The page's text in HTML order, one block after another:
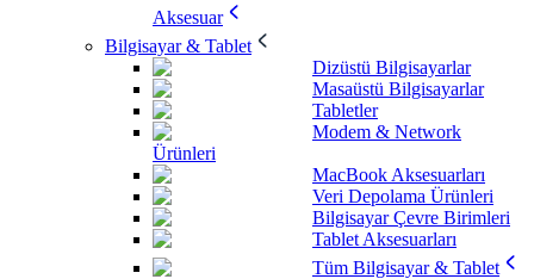
Aksesuar
Bilgisayar & Tablet
Dizüstü Bilgisayarlar
Masaüstü Bilgisayarlar
Tabletler
Modem & Network
Ürünleri
MacBook Aksesuarları
Veri Depolama Ürünleri
Bilgisayar Çevre Birimleri
Tablet Aksesuarları
Tüm Bilgisayar & Tablet